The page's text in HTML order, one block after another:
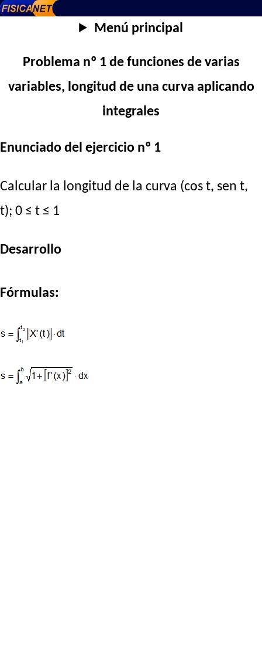
Menú principal
Problema nº 1 de funciones de varias
variables, longitud de una curva aplicando
integrales
Enunciado del ejercicio nº 1
Calcular la longitud de la curva (cos t, sen t,
t); 0 ≤ t ≤ 1
Desarrollo
Fórmulas: